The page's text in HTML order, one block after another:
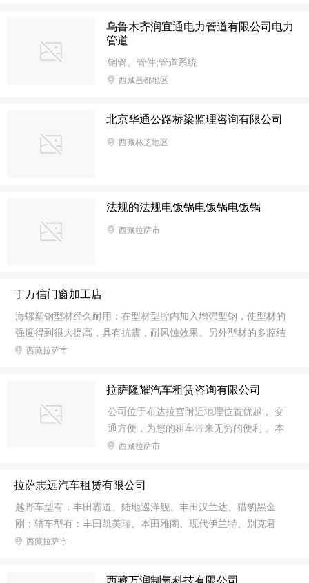
乌鲁木齐润宜通电力管道有限公司电力
管道
钢管、管件;管道系统
西藏昌都地区
北京华通公路桥梁监理咨询有限公司
西藏林芝地区
法规的法规电饭锅电饭锅电饭锅
西藏拉萨市
丁万信门窗加工店
海螺塑钢型材经久耐用：在型材型腔内加入增强型钢，使型材的
强度得到很大提高，具有抗震，耐风蚀效果。另外型材的多腔结
构，独立排水腔、使水无法进入增强型钢腔，避免型钢腐蚀，门
侯性得到提高，即使紫外线很强的热带地区也能放心使用。 海螺
塑钢型材保温性能好：塑钢型材本身导热性能远不及铝型材，另
外多腔结构的设计更是达到了隔热的效果。研究表明，同等类型
的房间夏天使用塑钢门窗的房间室内温度较之铝门窗的房间平均
低5-7℃，冬季不同地区则要高出8-15℃。
西藏拉萨市
拉萨隆耀汽车租赁咨询有限公司
公司位于布达拉宫附近地理位置优越， 交
通方便，为您的租车带来无穷的便利 。本
公司技术力量雄厚，经营租赁车辆种类齐
迪，4500,4700可提供代驾，自驾，日
租，月租，！ 二十四小时服务公司为您提
供各种高，中，低档越野车，轿车，商务
车。 地址：罗布林卡路与德吉路交叉口。
阁。
西藏拉萨市
拉萨志远汽车租赁有限公司
越野车型有：丰田霸道、陆地巡洋舰、丰田汉兰达、猎豹黑金
刚；轿车型有：丰田凯美瑞、本田雅阁、现代伊兰特、别克君
威、别克君越、丰田卡罗拉、大众迈腾、大众帕萨特、现代悦
制旅游是根据旅游者的需求，以旅游者为主导进行旅游行动流程
西藏拉萨市
西藏万润制氧科技有限公司